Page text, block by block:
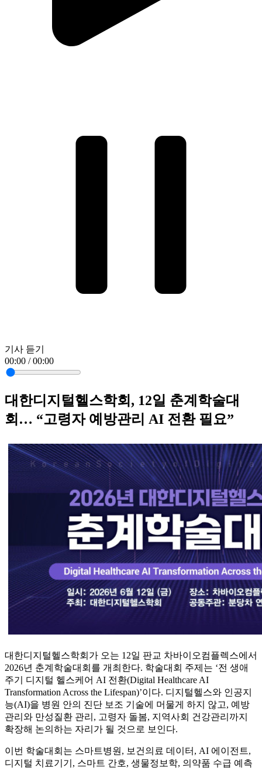
기사 듣기
00:00 / 00:00
대한디지털헬스학회, 12일 춘계학술대
회… “고령자 예방관리 AI 전환 필요”
대한디지털헬스학회가 오는 12일 판교 차바이오컴플렉스에서
2026년 춘계학술대회를 개최한다. 학술대회 주제는 ‘전 생애
주기 디지털 헬스케어 AI 전환(Digital Healthcare AI
Transformation Across the Lifespan)’이다. 디지털헬스와 인공지
능(AI)을 병원 안의 진단 보조 기술에 머물게 하지 않고, 예방
관리와 만성질환 관리, 고령자 돌봄, 지역사회 건강관리까지
확장해 논의하는 자리가 될 것으로 보인다.
이번 학술대회는 스마트병원, 보건의료 데이터, AI 에이전트,
디지털 치료기기, 스마트 간호, 생물정보학, 의약품 수급 예측